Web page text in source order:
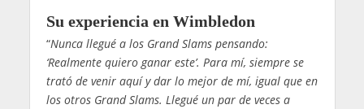
Su experiencia en Wimbledon
“Nunca llegué a los Grand Slams pensando:
‘Realmente quiero ganar este’. Para mí, siempre se
trató de venir aquí y dar lo mejor de mí, igual que en
los otros Grand Slams. Llegué un par de veces a